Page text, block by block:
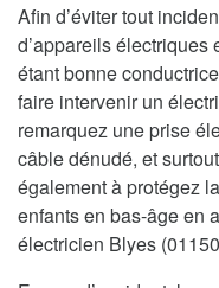
Afin d’éviter tout
d’appareils électriques
étant bonne
faire intervenir un
remarquez une prise
câble dénudé, et
également à protégez
enfants en bas-âge en
électricien Blyes